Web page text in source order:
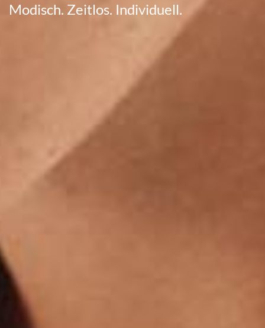
Modisch. Zeitlos. Individuell.